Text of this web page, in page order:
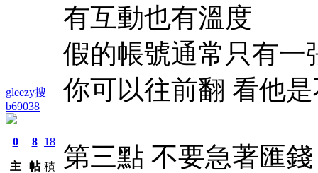
gleezy搜
b69038
0
主
8
帖
18
積
有互動也有溫度
假的帳號通常只有一
你可以往前翻 看他
第三點 不要急著匯錢